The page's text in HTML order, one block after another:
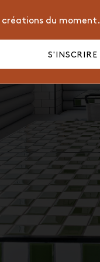
créations du moment.
S'INSCRIRE